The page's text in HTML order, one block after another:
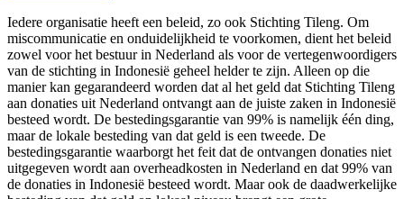
Iedere organisatie heeft een beleid, zo ook Stichting Tileng. Om
miscommunicatie en onduidelijkheid te voorkomen, dient het beleid
zowel voor het bestuur in Nederland als voor de vertegenwoordigers
van de stichting in Indonesië geheel helder te zijn. Alleen op die
manier kan gegarandeerd worden dat al het geld dat Stichting Tileng
aan donaties uit Nederland ontvangt aan de juiste zaken in Indonesië
besteed wordt. De bestedingsgarantie van 99% is namelijk één ding,
maar de lokale besteding van dat geld is een tweede. De
bestedingsgarantie waarborgt het feit dat de ontvangen donaties niet
uitgegeven wordt aan overheadkosten in Nederland en dat 99% van
de donaties in Indonesië besteed wordt. Maar ook de daadwerkelijke